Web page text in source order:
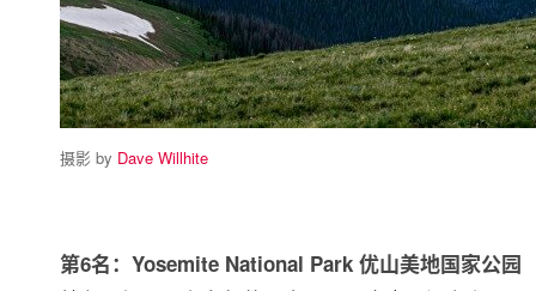
摄影 by Dave Willhite
第6名：Yosemite National Park 优山美地国家公园